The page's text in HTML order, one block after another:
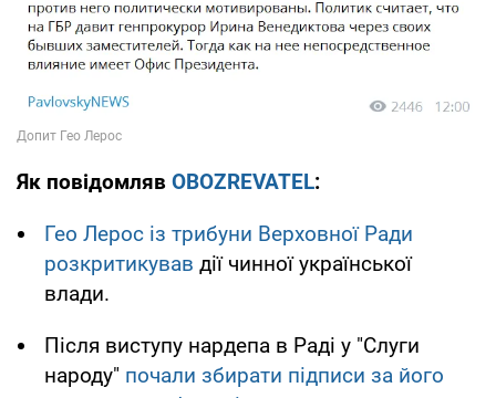
Як повідомляв OBOZREVATEL:
Гео Лерос із трибуни Верховної Ради
розкритикував дії чинної української
влади.
Після виступу нардепа в Раді у "Слуги
народу" почали збирати підписи за його